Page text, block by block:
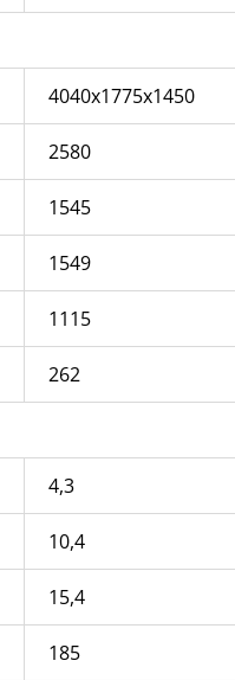
4040x1775x1450
2580
1545
1549
1115
262
4,3
10,4
15,4
185